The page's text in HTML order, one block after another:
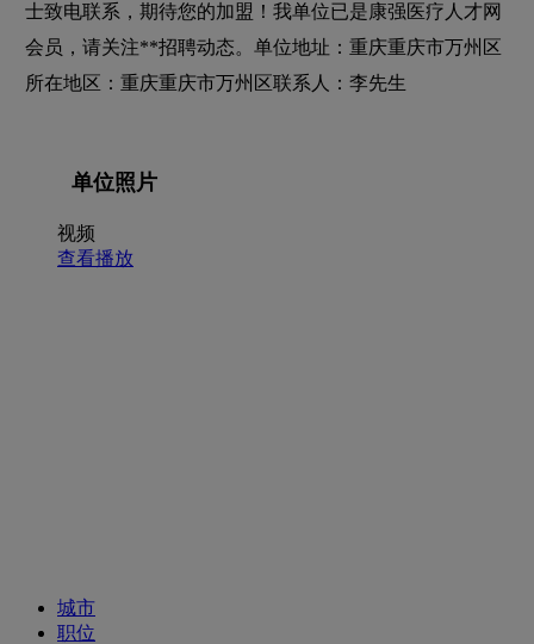
士致电联系，期待您的加盟！我单位已是康强医疗人才网
会员，请关注**招聘动态。单位地址：重庆重庆市万州区
所在地区：重庆重庆市万州区联系人：李先生
单位照片
视频
查看播放
城市
职位